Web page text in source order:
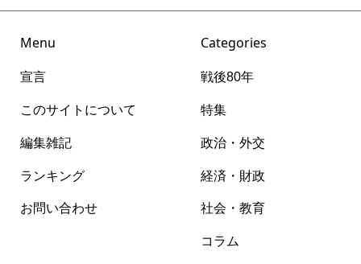
Menu
宣言
このサイトについて
編集雑記
ランキング
お問い合わせ
Categories
戦後80年
特集
政治・外交
経済・財政
社会・教育
コラム